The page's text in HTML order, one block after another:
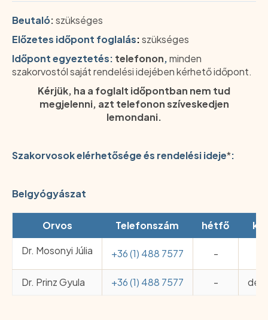
Beutaló:szükséges
Előzetes időpont foglalás:szükséges
Időpont egyeztetés: telefonon,minden
szakorvostól saját rendelési idejében kérhető időpont.
Kérjük, ha a foglalt időpontban nem tud
megjelenni, azt telefonon szíveskedjen
lemondani.
Szakorvosok elérhetősége és rendelési ideje*:
Belgyógyászat
Orvos Telefonszám hétfő
Dr. Mosonyi Júlia
+36 (1) 488 7577 -
Dr. Prinz Gyula +36 (1) 488 7577 -